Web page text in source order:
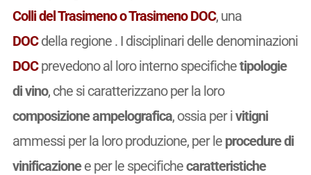
Colli del Trasimeno o Trasimeno DOC, una
DOCdella regione . I disciplinari delle denominazioni
DOCprevedono al loro interno specifichetipologie
di vino, che si caratterizzano per la loro
composizione ampelografica, ossia per ivitigni
ammessi per la loro produzione, per le procedure di
vinificazionee per le specifichecaratteristiche